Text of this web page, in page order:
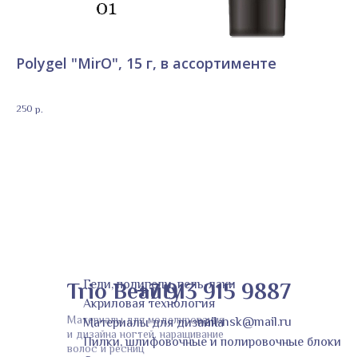
Polygel "MirO", 15 г, в ассортименте
250 р.
+7 913 915 9887
Гели, полигели, гель-лаки
Акриловая технология
Материалы для дизайна
Пилки, шлифовочные и полировочные блоки
Материалы для моделирования
и дизайна ногтей, наращивание
волос и ресниц
Trio Beauty
nail-nsk@mail.ru